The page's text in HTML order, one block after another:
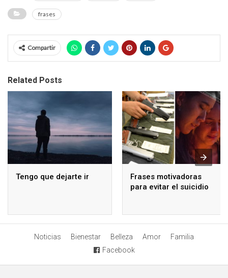
frases
Compartir
Related Posts
Tengo que dejarte ir
Frases motivadoras
para evitar el suicidio
Noticias Bienestar Belleza Amor
Familia
Facebook